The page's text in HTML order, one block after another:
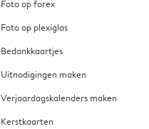
Foto op forex
Foto op plexiglas
Bedankkaartjes
Uitnodigingen maken
Verjaardagskalenders maken
Kerstkaarten